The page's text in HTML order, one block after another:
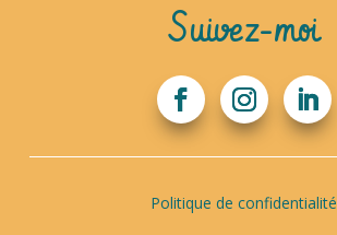
Suivez-moi
Politique de confidentialité